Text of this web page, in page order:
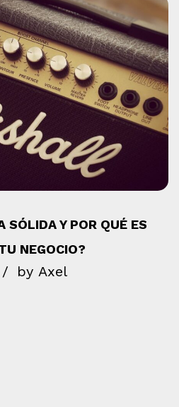
SÓLIDA Y POR QUÉ ES
NEGOCIO?
by Axel